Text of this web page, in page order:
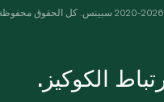
الكوكيز.